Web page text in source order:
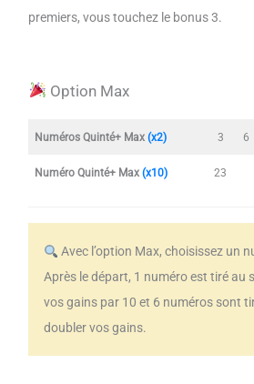
premiers, vous touchez le bonus 3.
Option Max
Numéros Quinté+ Max(x2) 3 6
Numéro Quinté+ Max(x10) 23
Avec l’option Max, choisissez un
Après le départ, 1 numéro est tiré au
vos gains par 10 et 6 numéros sont
doubler vos gains.